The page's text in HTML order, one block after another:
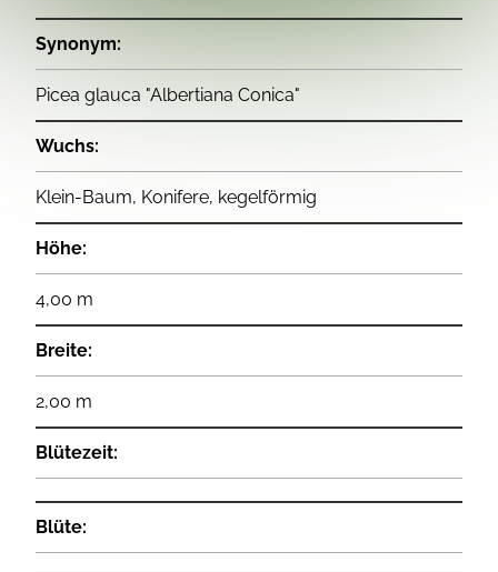
Synonym:
Picea glauca "Albertiana Conica"
Wuchs:
Klein-Baum, Konifere, kegelförmig
Höhe:
4,00 m
Breite:
2,00 m
Blütezeit:
Blüte: